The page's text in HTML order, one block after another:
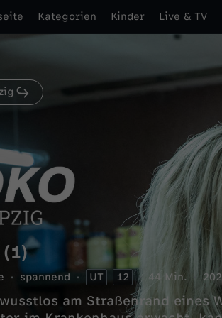
Kategorien Kinder Live & TV
(1)
spannend UT 12 44 Min.
am Straßenrand eines